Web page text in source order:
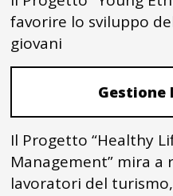
favorire lo sviluppo
giovani
Gestione
Il Progetto “Healthy
Management” mira a
lavoratori del